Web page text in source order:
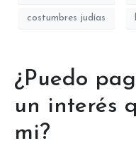
costumbres judías
¿Puedo
un interés
mi?